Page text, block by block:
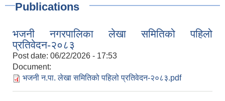
Publications
भजनी नगरपालिका लेखा समितिको पहिलो
प्रतिवेदन-२०८३
Post date: 06/22/2026 - 17:53
Document:
भजनी न.पा. लेखा समितिको पहिलो प्रतिवेदन-२०८३.pdf